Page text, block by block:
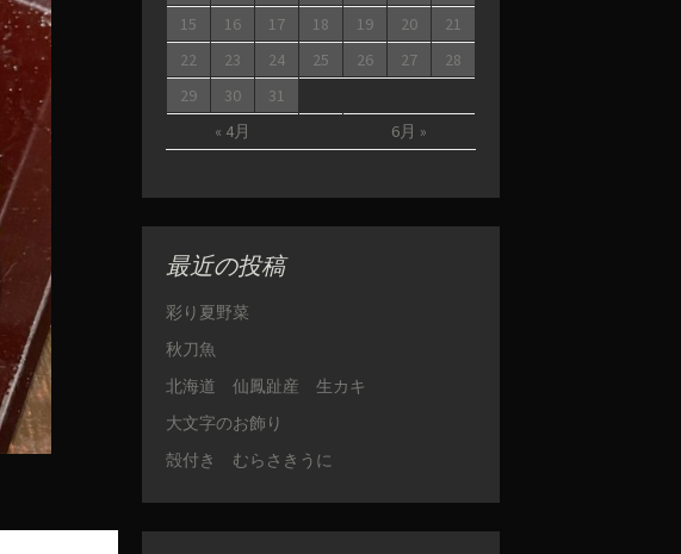
« 4月 6月 »
15
16 17 18 19 20
21
22
23 24 25 26 27
28
29
30 31
最近の投稿
彩り夏野菜
秋刀魚
北海道 仙鳳趾産 生カキ
大文字のお飾り
殻付き むらさきうに